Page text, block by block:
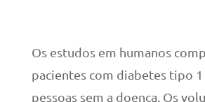
Os estudos em humanos
pacientes com diabetes tipo 1
pessoas sem a doença. Os